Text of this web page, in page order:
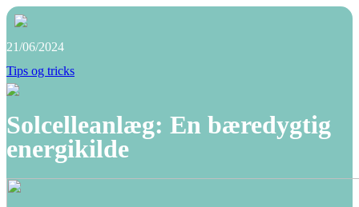
21/06/2024
Tips og tricks
Solcelleanlæg: En bæredygtig
energikilde